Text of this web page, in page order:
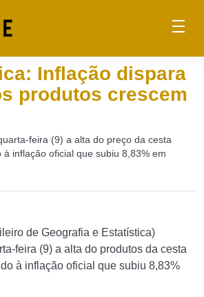
Inflação dispara
produtos crescem
feira (9) a alta do preço da cesta
inflação oficial que subiu 8,83% em
de Geografia e Estatística)
feira (9) a alta do produtos da cesta
à inflação oficial que subiu 8,83%